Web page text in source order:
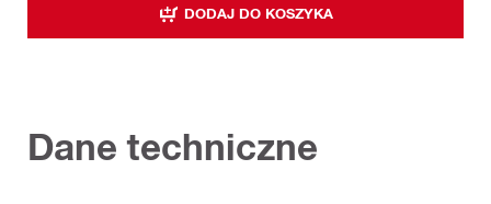
DODAJ DO KOSZYKA
Dane techniczne